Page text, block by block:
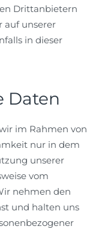
Drittanbietern
auf unserer
in dieser
Daten
im Rahmen von
nur in dem
unserer
vom
nehmen den
und halten uns